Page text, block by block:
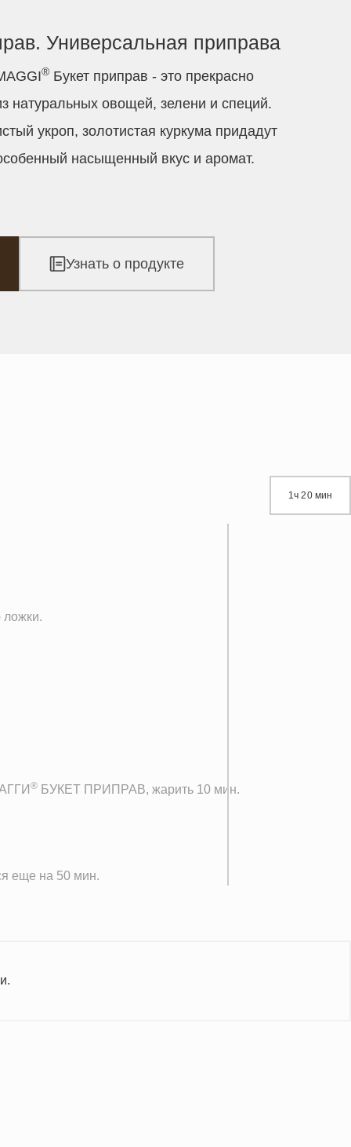
Универсальная приправа
® Букет приправ - это прекрасно
натуральных овощей, зелени и специй.
укроп, золотистая куркума придадут
насыщенный вкус и аромат.
Узнать о продукте
1ч 20 мин
ложки.
® БУКЕТ ПРИПРАВ, жарить 10 мин.
еще на 50 мин.